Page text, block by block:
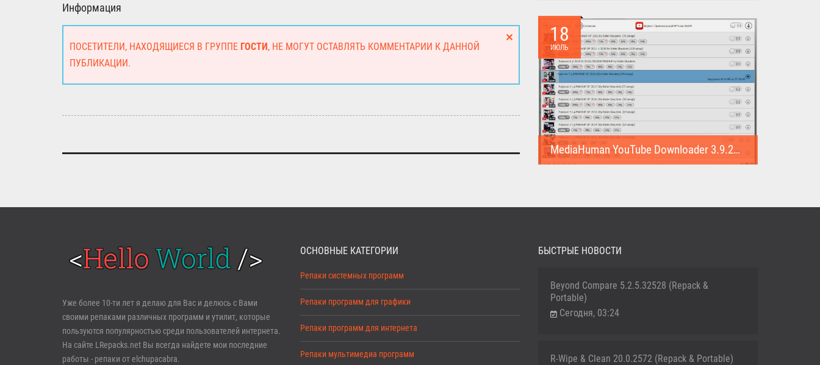
Информация
ПОСЕТИТЕЛИ, НАХОДЯЩИЕСЯ В ГРУППЕ ГОСТИ, НЕ МОГУТ ОСТАВЛЯТЬ КОММЕНТАРИИ К ДАННОЙ
ПУБЛИКАЦИИ.
скачивать треки...
18
ИЮЛЬ
MediaHuman YouTube Downloader 3.9.22 (1007) (Repack & Portable)
Войти
Регистрация
Забыли пароль?
Уже более 10-ти лет я делаю для Вас и делюсь с Вами
своими репаками различных программ и утилит, которые
пользуются популярностью среди пользователей интернета.
На сайте LRepacks.net Вы всегда найдете мои последние
работы - репаки от elchupacabra.
ОСНОВНЫЕ КАТЕГОРИИ
Репаки системных программ
Репаки программ для графики
Репаки программ для интернета
Репаки мультимедиа программ
БЫСТРЫЕ НОВОСТИ
Beyond Compare 5.2.5.32528 (Repack &
Portable)
Сегодня, 03:24
R-Wipe & Clean 20.0.2572 (Repack & Portable)